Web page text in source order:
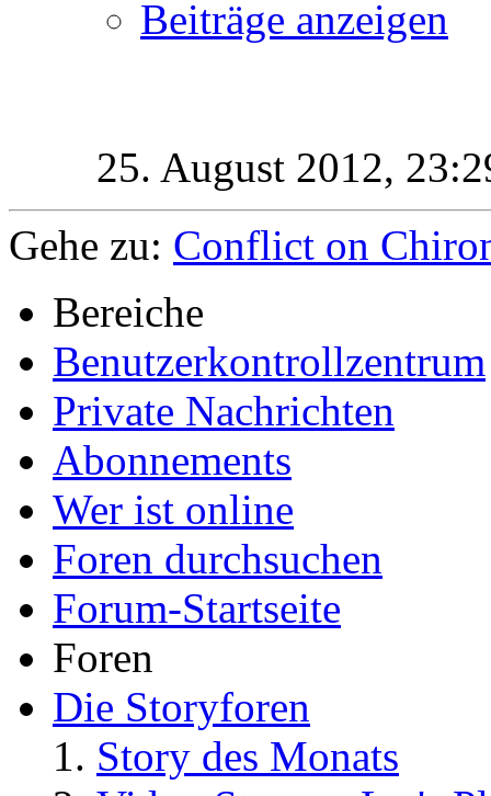
Beiträge anzeigen
25. August 2012,
Gehe zu: Conflict on
Bereiche
Benutzerkontrollzentrum
Private Nachrichten
Abonnements
Wer ist online
Foren durchsuchen
Forum-Startseite
Foren
Die Storyforen
Story des Monats